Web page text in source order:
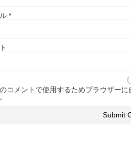
*
コメントで使用するためブラウザー